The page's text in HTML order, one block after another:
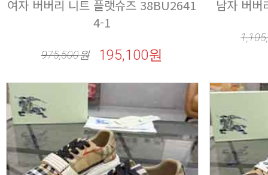
4-1
975,500원 195,100원
남자 버